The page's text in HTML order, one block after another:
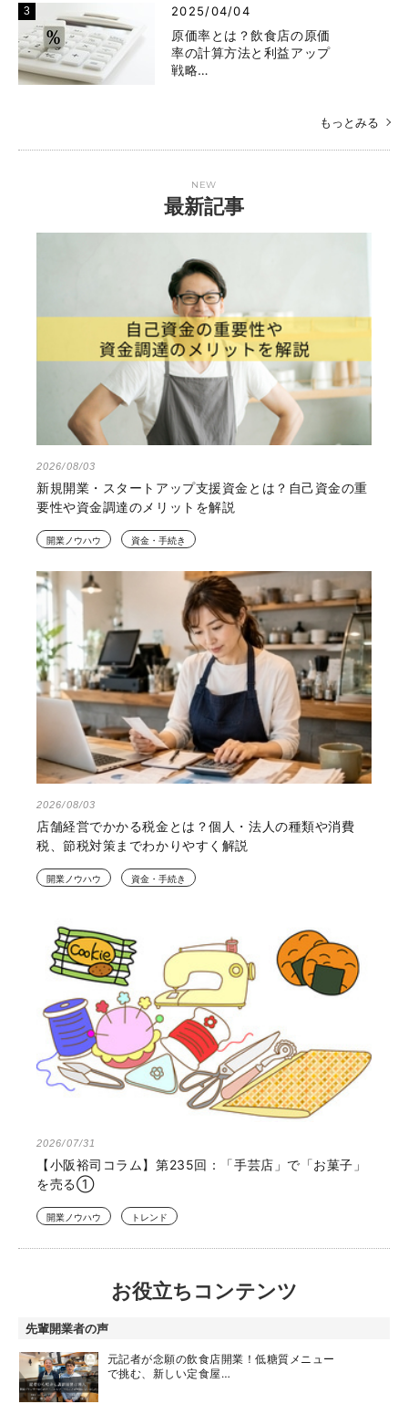
2025/04/04
原価率とは？飲食店の原価
率の計算方法と利益アップ
戦略…
もっとみる
NEW
最新記事
2026/08/03
新規開業・スタートアップ支援資金とは？自己資金の重
要性や資金調達のメリットを解説
開業ノウハウ 資金・手続き
2026/08/03
店舗経営でかかる税金とは？個人・法人の種類や消費
税、節税対策までわかりやすく解説
開業ノウハウ 資金・手続き
2026/07/31
【小阪裕司コラム】第235回：「手芸店」で「お菓子」
を売る①
開業ノウハウ トレンド
お役立ちコンテンツ
先輩開業者の声
元記者が念願の飲食店開業！低糖質メニュー
で挑む、新しい定食屋…